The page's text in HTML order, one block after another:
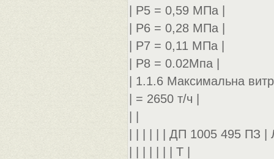
| Р5 = 0,59 МПа |
| Р6 = 0,28 МПа |
| Р7 = 0,11 МПа |
| Р8 = 0.02Мпа |
| 1.1.6 Максимальна
| = 2650 т/ч |
| | | | | | ДП 1005 495 ПЗ |
| | | | | | | Т |